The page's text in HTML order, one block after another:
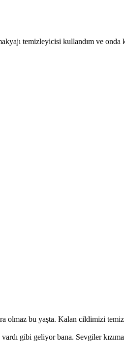
temizleyicisi kullandım ve onda
olmaz bu yaşta. Kalan cildimizi
gibi geliyor bana. Sevgiler